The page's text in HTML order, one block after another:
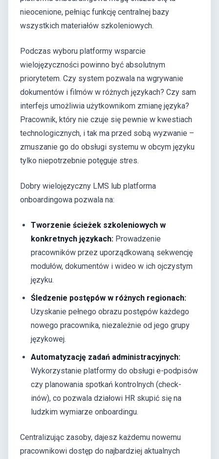
nieocenione, pełniąc funkcję centralnej bazy
wszystkich materiałów szkoleniowych.
Podczas wyboru platformy wsparcie
wielojęzyczności powinno być absolutnym
priorytetem. Czy system pozwala na wgrywanie
dokumentów i filmów w różnych językach? Czy sam
interfejs umożliwia użytkownikom zmianę języka?
Pracownik, który nie czuje się pewnie w kwestiach
technologicznych, i tak ma przed sobą wyzwanie –
zmuszanie go do obsługi systemu w obcym języku
tylko niepotrzebnie potęguje stres.
Dobry wielojęzyczny LMS lub platforma
onboardingowa pozwala na:
Tworzenie ścieżek szkoleniowych w
konkretnych językach: Prowadzenie
pracowników przez uporządkowaną sekwencję
modułów, dokumentów i wideo w ich ojczystym
języku.
Śledzenie postępów w różnych regionach:
Uzyskanie pełnego obrazu postępów każdego
nowego pracownika, niezależnie od jego grupy
językowej.
Automatyzację zadań administracyjnych:
Wykorzystanie platformy do obsługi e-podpisów
czy planowania spotkań kontrolnych (check-
inów), co pozwala działowi HR skupić się na
ludzkim wymiarze onboardingu.
Centralizując zasoby, dajesz każdemu nowemu
pracownikowi dostęp do najbardziej aktualnych